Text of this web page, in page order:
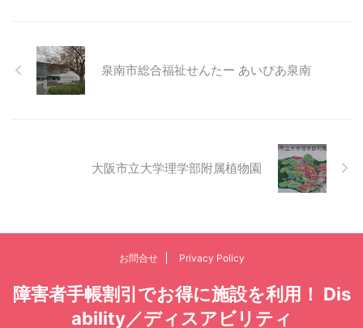
泉南市総合福祉せんたー あいぴあ泉南
大阪市立大学理学部附属植物園
お問合せ Privacy Policy
障害者手帳割引でお得に施設を利用！ Dis
ability／ディスアビリティ